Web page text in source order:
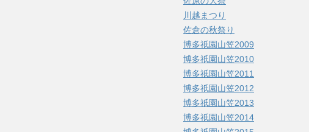
川越まつり
佐倉の秋祭り
博多祇園山笠2009
博多祇園山笠2010
博多祇園山笠2011
博多祇園山笠2012
博多祇園山笠2013
博多祇園山笠2014